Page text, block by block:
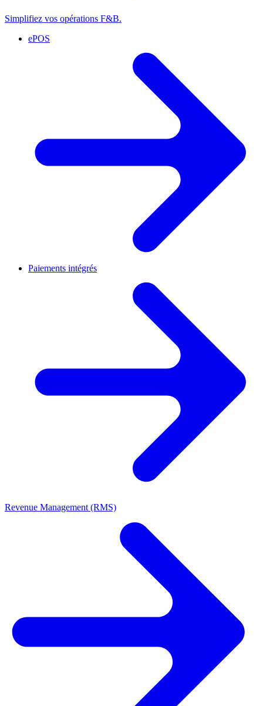
Simplifiez vos opérations F&B.
ePOS
Paiements intégrés
Revenue Management (RMS)